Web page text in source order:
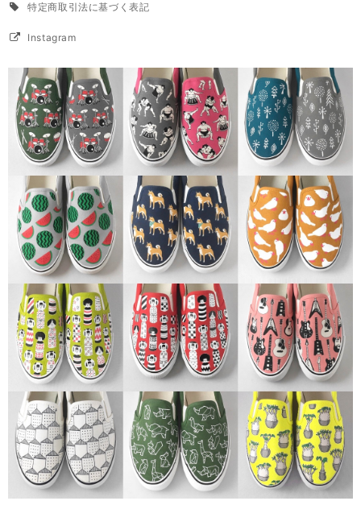
特定商取引法に基づく表記
Instagram